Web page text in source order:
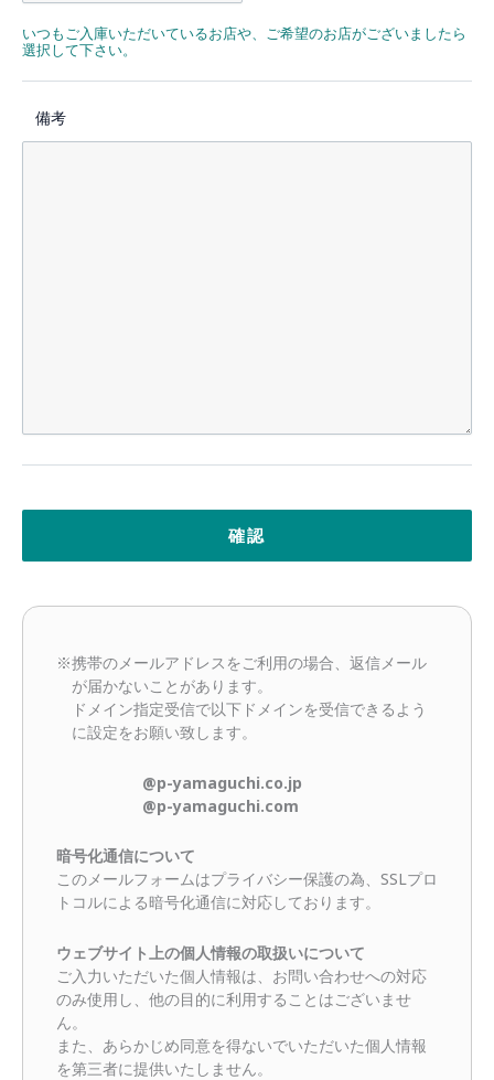
いつもご入庫いただいているお店や、ご希望のお店がございましたら
選択して下さい。
備考
※携帯のメールアドレスをご利用の場合、返信メール
が届かないことがあります。
ドメイン指定受信で以下ドメインを受信できるよう
に設定をお願い致します。
@p-yamaguchi.co.jp
@p-yamaguchi.com
暗号化通信について
このメールフォームはプライバシー保護の為、SSLプロ
トコルによる暗号化通信に対応しております。
ウェブサイト上の個人情報の取扱いについて
ご入力いただいた個人情報は、お問い合わせへの対応
のみ使用し、他の目的に利用することはございませ
ん。
また、あらかじめ同意を得ないでいただいた個人情報
を第三者に提供いたしません。